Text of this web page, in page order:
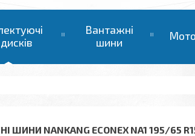
Вантажні
шини
ШИНИ NANKANG ECONEX NA1 195/65